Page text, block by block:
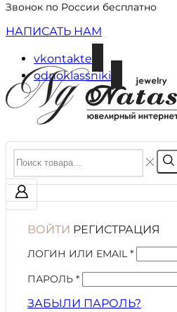
Звонок по России бесплатно
НАПИСАТЬ НАМ
vkontakte
odnoklassniki
ВОЙТИ РЕГИСТРАЦИЯ
ЛОГИН ИЛИ EMAIL*
ПАРОЛЬ *
ЗАБЫЛИ ПАРОЛЬ?